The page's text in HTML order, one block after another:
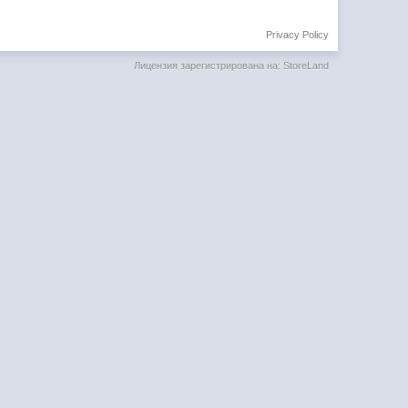
Privacy Policy
Лицензия зарегистрирована на: StoreLand